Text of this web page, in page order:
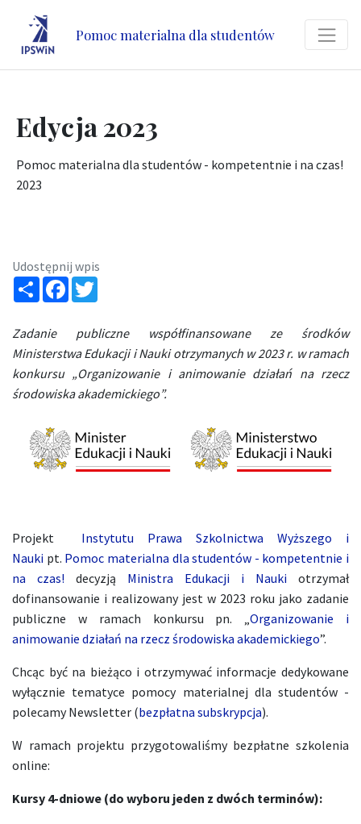
Pomoc materialna dla studentów
Edycja 2023
Pomoc materialna dla studentów - kompetentnie i na czas!
2023
Udostępnij wpis
Share Facebook
Zadanie publiczne współfinansowane ze środków
Ministerstwa Edukacji i Nauki otrzymanych w 2023 r. w ramach
konkursu „Organizowanie i animowanie działań na rzecz
środowiska akademickiego”.
Projekt Instytutu Prawa Szkolnictwa Wyższego i
Nauki pt. Pomoc materialna dla studentów - kompetentnie i
na czas! decyzją Ministra Edukacji i Nauki otrzymał
dofinansowanie i realizowany jest w 2023 roku jako zadanie
publiczne w ramach konkursu pn. „Organizowanie i
animowanie działań na rzecz środowiska akademickiego”.
Chcąc być na bieżąco i otrzymywać informacje dedykowane
wyłącznie tematyce pomocy materialnej dla studentów -
polecamy Newsletter (bezpłatna subskrypcja).
W ramach projektu przygotowaliśmy bezpłatne szkolenia
online:
Kursy 4-dniowe (do wyboru jeden z dwóch terminów):